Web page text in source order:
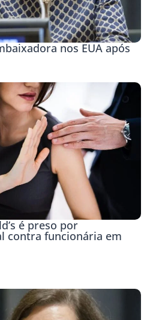
nos EUA após
é preso por
contra funcionária em